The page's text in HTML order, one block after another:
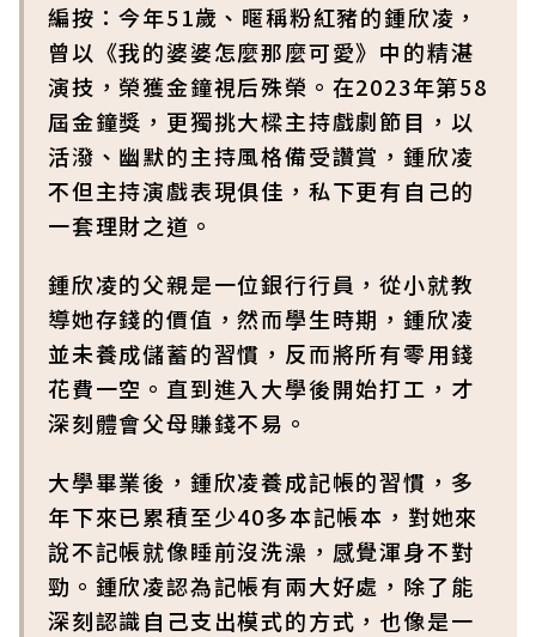
編按：今年51歲、暱稱粉紅豬的鍾欣凌，
曾以《我的婆婆怎麼那麼可愛》中的精湛
演技，榮獲金鐘視后殊榮。在2023年第58
屆金鐘獎，更獨挑大樑主持戲劇節目，以
活潑、幽默的主持風格備受讚賞，鍾欣凌
不但主持演戲表現俱佳，私下更有自己的
一套理財之道。
鍾欣凌的父親是一位銀行行員，從小就教
導她存錢的價值，然而學生時期，鍾欣凌
並未養成儲蓄的習慣，反而將所有零用錢
花費一空。直到進入大學後開始打工，才
深刻體會父母賺錢不易。
大學畢業後，鍾欣凌養成記帳的習慣，多
年下來已累積至少40多本記帳本，對她來
說不記帳就像睡前沒洗澡，感覺渾身不對
勁。鍾欣凌認為記帳有兩大好處，除了能
深刻認識自己支出模式的方式，也像是一